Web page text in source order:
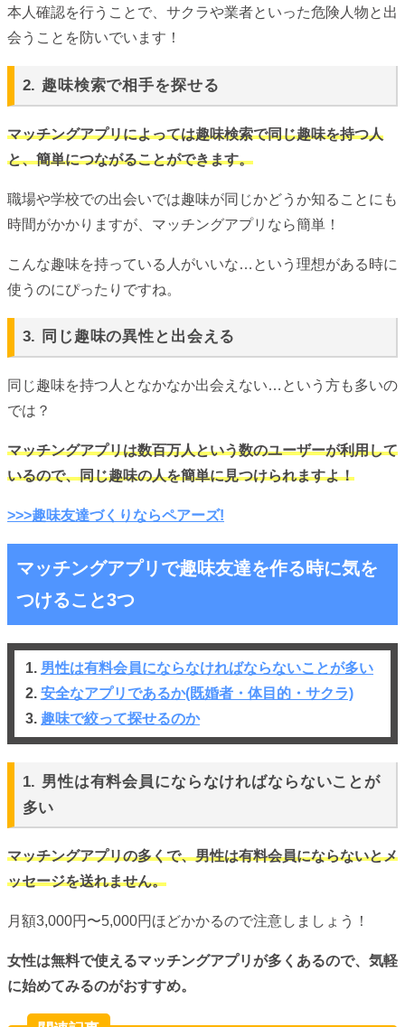
本人確認を行うことで、サクラや業者といった危険人物と出
会うことを防いでいます！
2. 趣味検索で相手を探せる
マッチングアプリによっては趣味検索で同じ趣味を持つ人
と、簡単につながることができます。
職場や学校での出会いでは趣味が同じかどうか知ることにも
時間がかかりますが、マッチングアプリなら簡単！
こんな趣味を持っている人がいいな…という理想がある時に
使うのにぴったりですね。
3. 同じ趣味の異性と出会える
同じ趣味を持つ人となかなか出会えない…という方も多いの
では？
マッチングアプリは数百万人という数のユーザーが利用して
いるので、同じ趣味の人を簡単に見つけられますよ！
>>>趣味友達づくりならペアーズ!
マッチングアプリで趣味友達を作る時に気を
つけること3つ
1. 男性は有料会員にならなければならないことが多い
2. 安全なアプリであるか(既婚者・体目的・サクラ)
3. 趣味で絞って探せるのか
1. 男性は有料会員にならなければならないことが
多い
マッチングアプリの多くで、男性は有料会員にならないとメ
ッセージを送れません。
月額3,000円〜5,000円ほどかかるので注意しましょう！
女性は無料で使えるマッチングアプリが多くあるので、気軽
に始めてみるのがおすすめ。